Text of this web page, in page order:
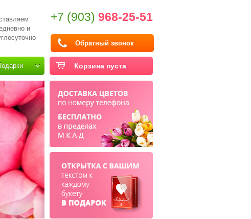
и
+7 (903) 968-25-51
Обратный звонок
Корзина пуста